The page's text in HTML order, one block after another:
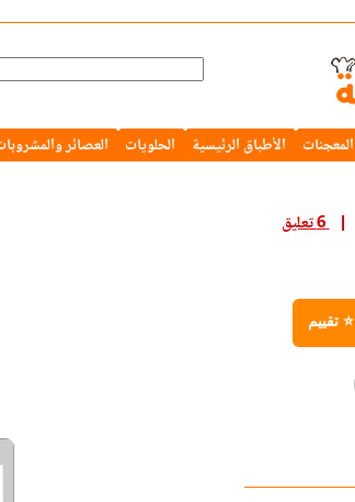
المعجنات الأطباق الرئيسية الحلويات العصائر
6 تعليق
⭐ تقييم